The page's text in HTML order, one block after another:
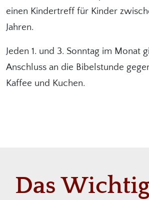
einen Kindertreff für Kinder
Jahren.
Jeden 1. und 3. Sonntag im Monat
Anschluss an die Bibelstunde
Kaffee und Kuchen.
Das